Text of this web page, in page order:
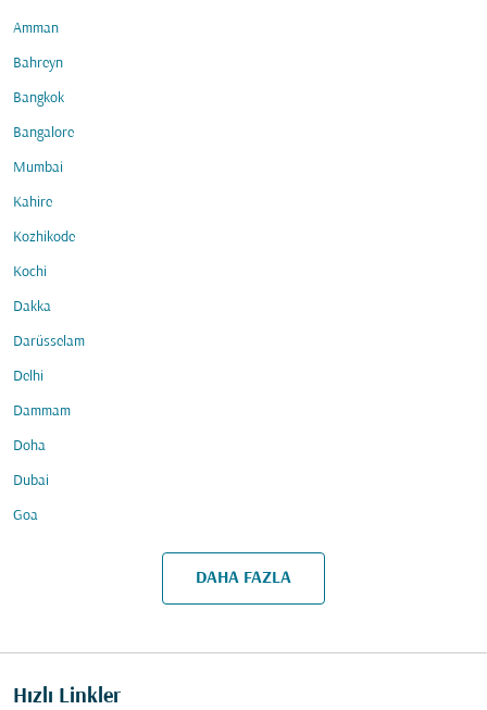
Amman
Bahreyn
Bangkok
Bangalore
Mumbai
Kahire
Kozhikode
Kochi
Dakka
Darüsselam
Delhi
Dammam
Doha
Dubai
Goa
DAHA FAZLA
Hızlı Linkler